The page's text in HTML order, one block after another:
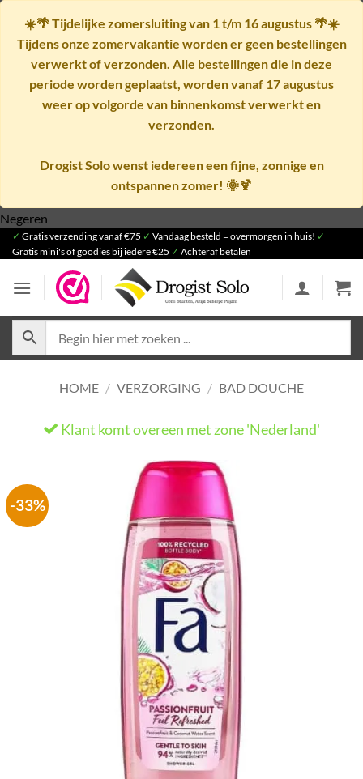
☀️🌴Tijdelijke zomersluiting van 1 t/m 16 augustus🌴☀️
Tijdens onze zomervakantie worden er geen bestellingen
verwerkt of verzonden. Alle bestellingen die in deze
periode worden geplaatst, worden vanaf 17 augustus
weer op volgorde van binnenkomst verwerkt en
verzonden.
Drogist Solo wenst iedereen een fijne, zonnige en
ontspannen zomer! 🌞🍹
Negeren
naar
inhoud
✓ Gratis verzending vanaf €75 ✓ Vandaag besteld = overmorgen in huis! ✓
Gratis mini's of goodies bij iedere €25 ✓ Achteraf betalen
HOME / VERZORGING / BAD DOUCHE
Klant komt overeen met zone 'Nederland'
-33%